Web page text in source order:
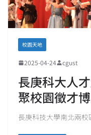
校園天地
2025-04-24 cgust
長庚科大人
聚校園徵才
長庚科技大學南北兩校